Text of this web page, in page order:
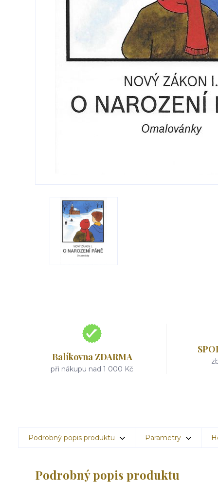
Balíkovna ZDARMA
při nákupu nad 1 000 Kč
Podrobný popis produktu Parametry
Podrobný popis produktu